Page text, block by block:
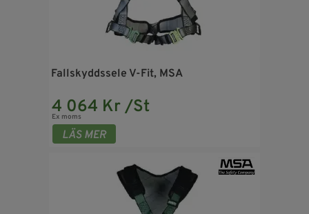
Fallskyddssele V-Fit, MSA
4 064 Kr /St
Ex moms